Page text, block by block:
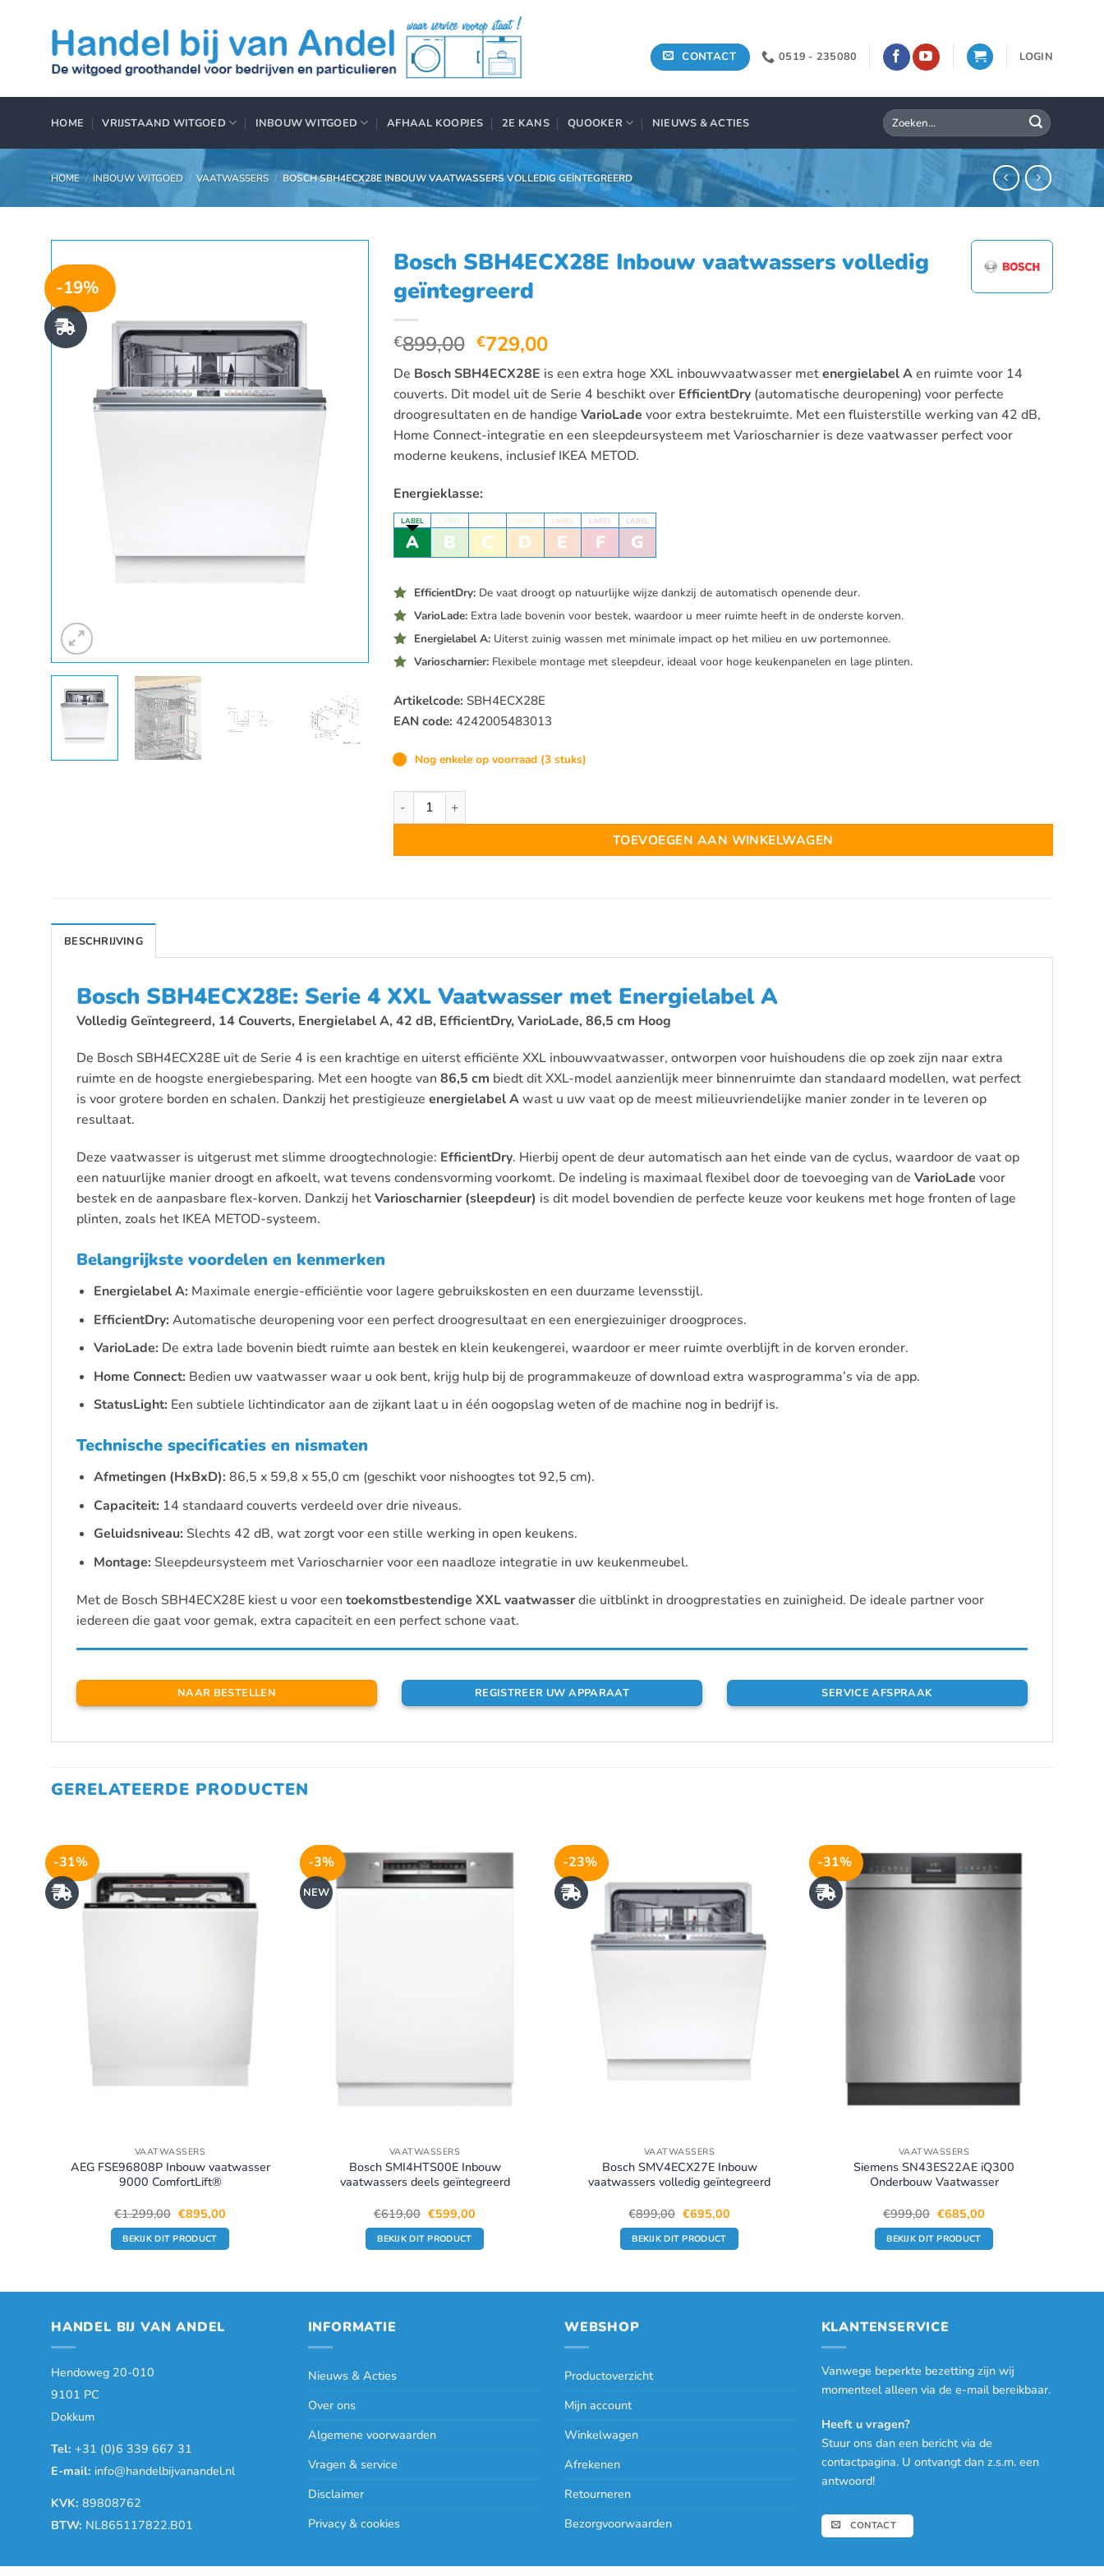
CONTACT 0519 - 235080 LOGIN
HOME VRIJSTAAND WITGOED INBOUW WITGOED AFHAAL KOOPJES 2E KANS QUOOKER NIEUWS & ACTIES
Zoeken
naar:
HOME / INBOUW WITGOED / VAATWASSERS / BOSCH SBH4ECX28E INBOUW VAATWASSERS VOLLEDIG GEÏNTEGREERD
-19%
Bosch SBH4ECX28E Inbouw vaatwassers volledig
geïntegreerd
€899,00 Oorspronkelijke
prijs
was:
€899,00.
€729,00Huidige
is:
€729,00.
De Bosch SBH4ECX28E is een extra hoge XXL inbouwvaatwasser metenergielabel Aen ruimte voor 14
couverts. Dit model uit de Serie 4 beschikt over EfficientDry(automatische deuropening) voor perfecte
droogresultaten en de handige VarioLade voor extra bestekruimte. Met een fluisterstille werking van 42 dB,
Home Connect-integratie en een sleepdeursysteem met Varioscharnier is deze vaatwasser perfect voor
moderne keukens, inclusief IKEA METOD.
Energieklasse:
LABEL
A
LABEL
B
LABEL
C
LABEL
D
LABEL
E
LABEL
F
LABEL
G
EfficientDry:De vaat droogt op natuurlijke wijze dankzij de automatisch openende deur.
VarioLade:Extra lade bovenin voor bestek, waardoor u meer ruimte heeft in de onderste korven.
Energielabel A:Uiterst zuinig wassen met minimale impact op het milieu en uw portemonnee.
Varioscharnier:Flexibele montage met sleepdeur, ideaal voor hoge keukenpanelen en lage plinten.
Artikelcode: SBH4ECX28E
EAN code: 4242005483013
Nog enkele op voorraad (3 stuks)
Bosch SBH4ECX28E Inbouw vaatwassers volledig geïntegreerd aantal
TOEVOEGEN AAN WINKELWAGEN
BESCHRIJVING
Bosch SBH4ECX28E: Serie 4 XXL Vaatwasser met Energielabel A
Volledig Geïntegreerd, 14 Couverts, Energielabel A, 42 dB, EfficientDry, VarioLade, 86,5 cm Hoog
De Bosch SBH4ECX28E uit de Serie 4 is een krachtige en uiterst efficiënte XXL inbouwvaatwasser, ontworpen voor huishoudens die op zoek zijn naar extra
ruimte en de hoogste energiebesparing. Met een hoogte van 86,5 cm biedt dit XXL-model aanzienlijk meer binnenruimte dan standaard modellen, wat perfect
is voor grotere borden en schalen. Dankzij het prestigieuze energielabel Awast u uw vaat op de meest milieuvriendelijke manier zonder in te leveren op
resultaat.
Deze vaatwasser is uitgerust met slimme droogtechnologie: EfficientDry. Hierbij opent de deur automatisch aan het einde van de cyclus, waardoor de vaat op
een natuurlijke manier droogt en afkoelt, wat tevens condensvorming voorkomt. De indeling is maximaal flexibel door de toevoeging van de VarioLade voor
bestek en de aanpasbare flex-korven. Dankzij hetVarioscharnier (sleepdeur) is dit model bovendien de perfecte keuze voor keukens met hoge fronten of lage
plinten, zoals het IKEA METOD-systeem.
Belangrijkste voordelen en kenmerken
Energielabel A: Maximale energie-efficiëntie voor lagere gebruikskosten en een duurzame levensstijl.
EfficientDry: Automatische deuropening voor een perfect droogresultaat en een energiezuiniger droogproces.
VarioLade: De extra lade bovenin biedt ruimte aan bestek en klein keukengerei, waardoor er meer ruimte overblijft in de korven eronder.
Home Connect: Bedien uw vaatwasser waar u ook bent, krijg hulp bij de programmakeuze of download extra wasprogramma’s via de app.
StatusLight: Een subtiele lichtindicator aan de zijkant laat u in één oogopslag weten of de machine nog in bedrijf is.
Technische specificaties en nismaten
Afmetingen (HxBxD): 86,5 x 59,8 x 55,0 cm (geschikt voor nishoogtes tot 92,5 cm).
Capaciteit: 14 standaard couverts verdeeld over drie niveaus.
Geluidsniveau: Slechts 42 dB, wat zorgt voor een stille werking in open keukens.
Montage: Sleepdeursysteem met Varioscharnier voor een naadloze integratie in uw keukenmeubel.
Met de Bosch SBH4ECX28E kiest u voor een toekomstbestendige XXL vaatwasserdie uitblinkt in droogprestaties en zuinigheid. De ideale partner voor
iedereen die gaat voor gemak, extra capaciteit en een perfect schone vaat.
NAAR BESTELLEN REGISTREER UW APPARAAT SERVICE AFSPRAAK
GERELATEERDE PRODUCTEN
-31%
VAATWASSERS
AEG FSE96808P Inbouw vaatwasser
9000 ComfortLift®
€1.299,00 Oorspronkelijke
prijs
was:
€1.299,00.
€895,00Huidige
prijs
is:
€895,00.
BEKIJK DIT PRODUCT
-3%
NEW
VAATWASSERS
Bosch SMI4HTS00E Inbouw
vaatwassers deels geïntegreerd
€619,00 Oorspronkelijke
prijs
was:
€619,00.
€599,00Huidige
prijs
is:
€599,00.
BEKIJK DIT PRODUCT
-23%
VAATWASSERS
Bosch SMV4ECX27E Inbouw
vaatwassers volledig geïntegreerd
€899,00 Oorspronkelijke
prijs
was:
€899,00.
€695,00Huidige
prijs
is:
€695,00.
BEKIJK DIT PRODUCT
-31%
VAATWASSERS
Siemens SN43ES22AE iQ300
Onderbouw Vaatwasser
€999,00 Oorspronkelijke
prijs
was:
€999,00.
€685,00Huidige
prijs
is:
€685,00.
BEKIJK DIT PRODUCT
HANDEL BIJ VAN ANDEL
Hendoweg 20-010
9101 PC
Dokkum
Tel: +31 (0)6 339 667 31
E-mail: info@handelbijvanandel.nl
KVK: 89808762
BTW: NL865117822.B01
INFORMATIE
Nieuws & Acties
Over ons
Algemene voorwaarden
Vragen & service
Disclaimer
Privacy & cookies
WEBSHOP
Productoverzicht
Mijn account
Winkelwagen
Afrekenen
Retourneren
Bezorgvoorwaarden
KLANTENSERVICE
Vanwege beperkte bezetting zijn wij
momenteel alleen via de e-mail bereikbaar.
Heeft u vragen?
Stuur ons dan een bericht via de
contactpagina. U ontvangt dan z.s.m. een
antwoord!
CONTACT